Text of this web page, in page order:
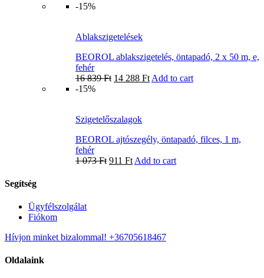
-15%
Ablakszigetelések
BEOROL ablakszigetelés, öntapadó, 2 x 50 m, e,
fehér
16 839Ft 14 288 Ft Add to cart
-15%
Szigetelőszalagok
BEOROL ajtószegély, öntapadó, filces, 1 m,
fehér
1 073Ft 911 Ft Add to cart
Segítség
Ügyfélszolgálat
Fiókom
Hívjon minket bizalommal! +36705618467
Oldalaink